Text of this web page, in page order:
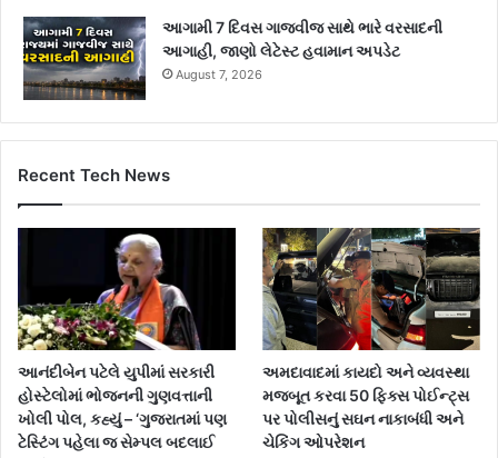
આગામી 7 દિવસ ગાજવીજ સાથે ભારે વરસાદની
આગાહી, જાણો લેટેસ્ટ હવામાન અપડેટ
August 7, 2026
Recent Tech News
આનંદીબેન પટેલે યુપીમાં સરકારી
હોસ્ટેલોમાં ભોજનની ગુણવત્તાની
ખોલી પોલ, કહ્યું – ‘ગુજરાતમાં પણ
ટેસ્ટિંગ પહેલા જ સેમ્પલ બદલાઈ
અમદાવાદમાં કાયદો અને વ્યવસ્થા
મજબૂત કરવા 50 ફિક્સ પોઈન્ટ્સ
પર પોલીસનું સઘન નાકાબંધી અને
ચેકિંગ ઓપરેશન